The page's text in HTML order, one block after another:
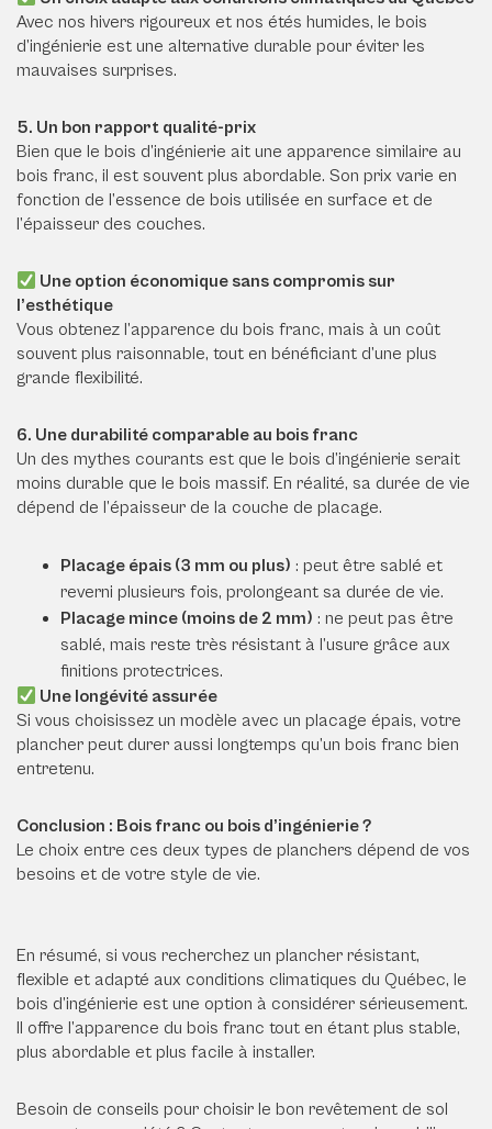
Avec nos hivers rigoureux et nos étés humides, le bois
d’ingénierie est une alternative durable pour éviter les
mauvaises surprises.
5. Un bon rapport qualité-prix
Bien que le bois d’ingénierie ait une apparence similaire au
bois franc, il est souvent plus abordable. Son prix varie en
fonction de l’essence de bois utilisée en surface et de
l’épaisseur des couches.
Une option économique sans compromis sur
l’esthétique
Vous obtenez l’apparence du bois franc, mais à un coût
souvent plus raisonnable, tout en bénéficiant d’une plus
grande flexibilité.
6. Une durabilité comparable au bois franc
Un des mythes courants est que le bois d’ingénierie serait
moins durable que le bois massif. En réalité, sa durée de vie
dépend de l’épaisseur de la couche de placage.
Placage épais (3 mm ou plus) : peut être sablé et
reverni plusieurs fois, prolongeant sa durée de vie.
Placage mince (moins de 2 mm) : ne peut pas être
sablé, mais reste très résistant à l’usure grâce aux
finitions protectrices.
Une longévité assurée
Si vous choisissez un modèle avec un placage épais, votre
plancher peut durer aussi longtemps qu’un bois franc bien
entretenu.
Conclusion : Bois franc ou bois d’ingénierie ?
Le choix entre ces deux types de planchers dépend de vos
besoins et de votre style de vie.
En résumé, si vous recherchez un plancher résistant,
flexible et adapté aux conditions climatiques du Québec, le
bois d’ingénierie est une option à considérer sérieusement.
Il offre l’apparence du bois franc tout en étant plus stable,
plus abordable et plus facile à installer.
Besoin de conseils pour choisir le bon revêtement de sol